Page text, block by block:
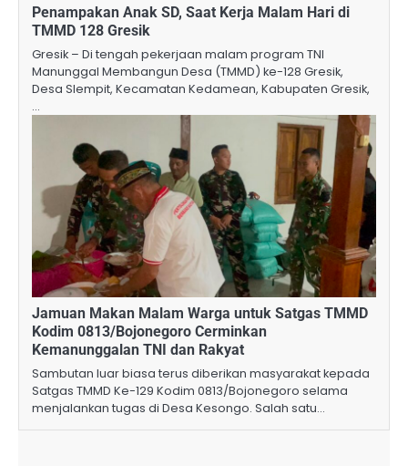
‎Penampakan Anak SD, Saat Kerja Malam Hari di
TMMD 128 Gresik ‎
‎Gresik – Di tengah pekerjaan malam program TNI
Manunggal Membangun Desa (TMMD) ke-128 Gresik,
Desa Slempit, Kecamatan Kedamean, Kabupaten Gresik,
…
Jamuan Makan Malam Warga untuk Satgas TMMD
Kodim 0813/Bojonegoro Cerminkan
Kemanunggalan TNI dan Rakyat
Sambutan luar biasa terus diberikan masyarakat kepada
Satgas TMMD Ke-129 Kodim 0813/Bojonegoro selama
menjalankan tugas di Desa Kesongo. Salah satu…